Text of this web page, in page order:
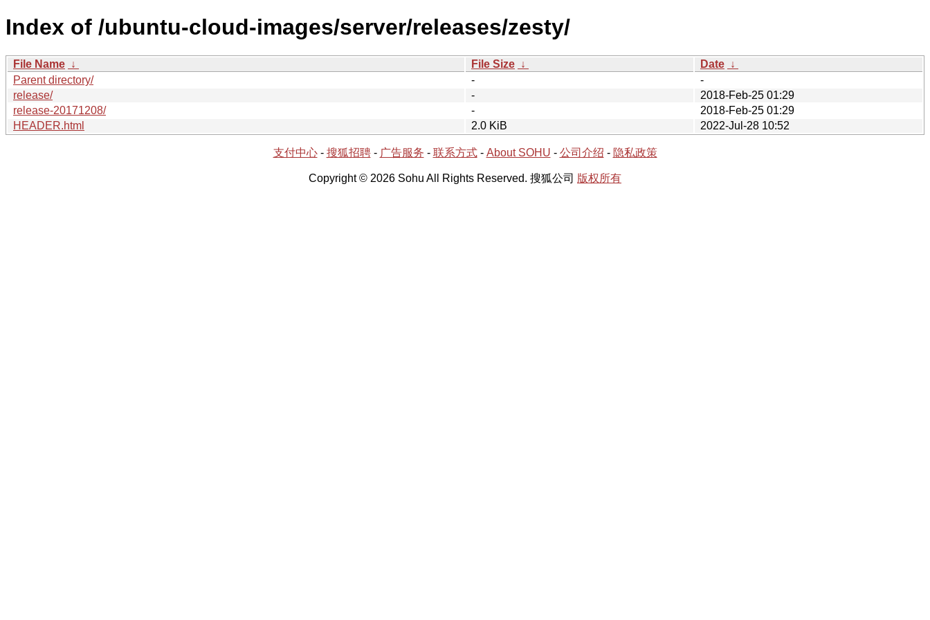
Index of /ubuntu-cloud-images/server/releases/zesty/
File Name ↓ File Size ↓ Date ↓
Parent directory/
-
-
release/
-
2018-Feb-25 01:29
release-20171208/
-
2018-Feb-25 01:29
HEADER.html
2.0 KiB 2022-Jul-28 10:52
支付中心- 搜狐招聘- 广告服务 - 联系方式- About SOHU - 公司介绍 - 隐私政策
Copyright © 2026 Sohu All Rights Reserved. 搜狐公司 版权所有